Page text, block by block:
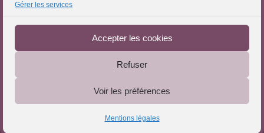
Gérer les services
Accepter les cookies
Refuser
Voir les préférences
Mentions légales
Le Portail de l'Analyse des Pratiques © 2025 - Tous droits
Téléchargez le Guide